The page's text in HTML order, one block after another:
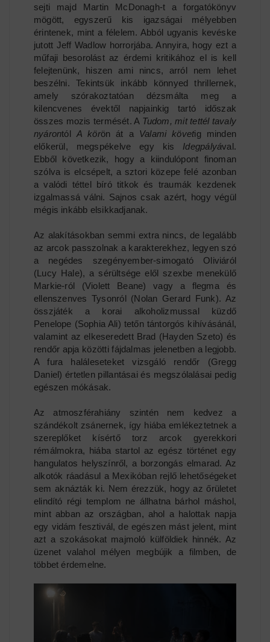
sejti majd Martin McDonagh-t a forgatókönyv
mögött, egyszerű kis igazságai mélyebben
érintenek, mint a félelem. Abból ugyanis kevéske
jutott Jeff Wadlow horrorjába. Annyira, hogy ezt a
műfaji besorolást az érdemi kritikához el is kell
felejtenünk, hiszen ami nincs, arról nem lehet
beszélni. Tekintsük inkább könnyed thrillernek,
amely szórakoztatóan dézsmálta meg a
kilencvenes évektől napjainkig tartó időszak
összes mozis termését. A Tudom, mit tettél tavaly
nyárontól A körön át a Valami követig minden
előkerül, megspékelve egy kis Idegpályával.
Ebből következik, hogy a kiindulópont finoman
szólva is elcsépelt, a sztori közepe felé azonban
a valódi téttel bíró titkok és traumák kezdenek
izgalmassá válni. Sajnos csak azért, hogy végül
mégis inkább elsikkadjanak.
Az alakításokban semmi extra nincs, de legalább
az arcok passzolnak a karakterekhez, legyen szó
a negédes szegényember-simogató Oliviáról
(Lucy Hale), a sérültsége elől szexbe menekülő
Markie-ról (Violett Beane) vagy a flegma és
ellenszenves Tysonról (Nolan Gerard Funk). Az
összjáték a korai alkoholizmussal küzdő
Penelope (Sophia Ali) tetőn tántorgós kihívásánál,
valamint az elkeseredett Brad (Hayden Szeto) és
rendőr apja közötti fájdalmas jelenetben a legjobb.
A fura haláleseteket vizsgáló rendőr (Gregg
Daniel) értetlen pillantásai és megszólalásai pedig
egészen mókásak.
Az atmoszférahiány szintén nem kedvez a
szándékolt zsánernek, így hiába emlékeztetnek a
szereplőket kísértő torz arcok gyerekkori
rémálmokra, hiába startol az egész történet egy
hangulatos helyszínről, a borzongás elmarad. Az
alkotók ráadásul a Mexikóban rejlő lehetőségeket
sem aknázták ki. Nem érezzük, hogy az őrületet
elindító régi templom ne állhatna bárhol máshol,
mint abban az országban, ahol a halottak napja
egy vidám fesztivál, de egészen mást jelent, mint
azt a szokásokat majmoló külföldiek hinnék. Az
üzenet valahol mélyen megbújik a filmben, de
többet érdemelne.